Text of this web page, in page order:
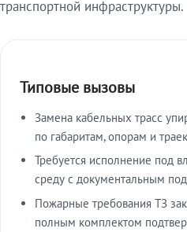
транспортной инфраструктуры.
Типовые вызовы
Замена кабельных трасс
по габаритам, опорам и
Требуется исполнение под
среду с документальным
Пожарные требования ТЗ
полным комплектом